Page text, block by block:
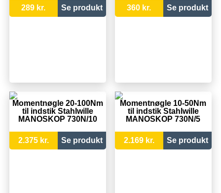
289 kr. Se produkt 360 kr. Se produkt
Momentnøgle 20-100Nm
til indstik Stahlwille
MANOSKOP 730N/10
2.375 kr. Se produkt
Momentnøgle 10-50Nm
til indstik Stahlwille
MANOSKOP 730N/5
2.169 kr. Se produkt